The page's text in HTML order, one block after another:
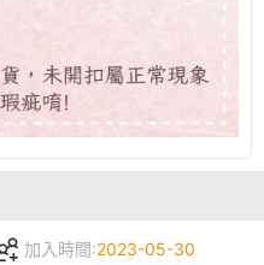
加入時間:2023-05-30